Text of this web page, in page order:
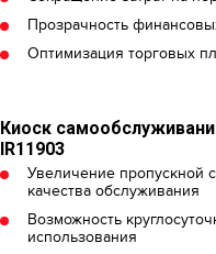
Прозрачность
Оптимизация торговых
Киоск
IR11903
Увеличение пропускной
качества обслуживания
Возможность
использования